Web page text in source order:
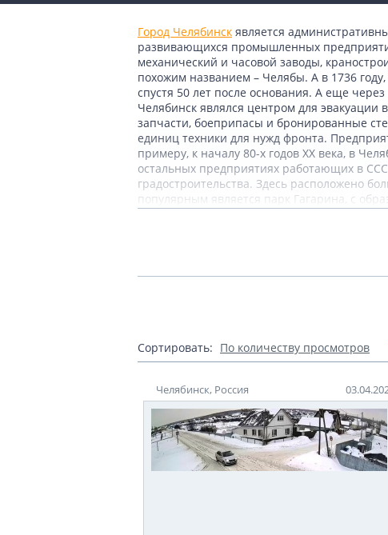
Город Челябинск является
развивающихся промышленных
механический и часовой заводы,
похожим названием – Челябы. А в 1736
спустя 50 лет после основания. А еще
Челябинск являлся центром для
запчасти, боеприпасы и бронированные
единиц техники для нужд фронта.
примеру, к началу 80-х годов ХХ века, в
остальных предприятиях работающих в
градостроительства. Здесь расположено
популярным является парк Гагарина, с
тропинками, которые приведут вас в
концерт или сфотографироваться у
Теги:Россия Челябинск
Сортировать: По количеству просмотров
Челябинск, Россия